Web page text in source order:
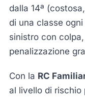
dalla 14ª
di una classe
sinistro con
penalizzazione
Con la RC
al livello di rischio